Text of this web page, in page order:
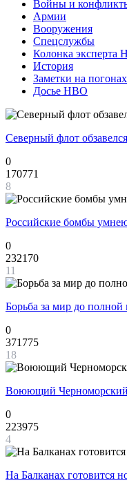
Войны и
Армии
Вооружения
Спецслужбы
Колонка эксперта
История
Заметки на погонах
Досье НВО
Северный флот
0
170771
8
Российские бомбы
0
232170
11
Борьба за мир до полной
0
371775
18
Воюющий Черноморский
0
223975
4
На Балканах готовится